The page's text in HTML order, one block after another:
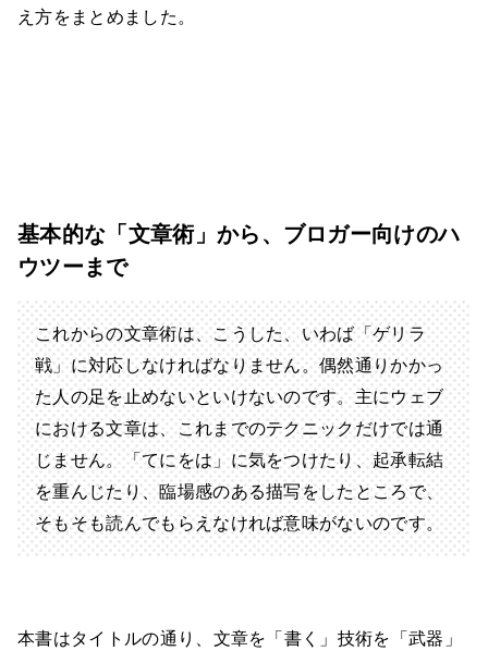
え方をまとめました。
基本的な「文章術」から、ブロガー向けのハ
ウツーまで
これからの文章術は、こうした、いわば「ゲリラ
戦」に対応しなければなりません。偶然通りかかっ
た人の足を止めないといけないのです。主にウェブ
における文章は、これまでのテクニックだけでは通
じません。「てにをは」に気をつけたり、起承転結
を重んじたり、臨場感のある描写をしたところで、
そもそも読んでもらえなければ意味がないのです。
本書はタイトルの通り、文章を「書く」技術を「武器」